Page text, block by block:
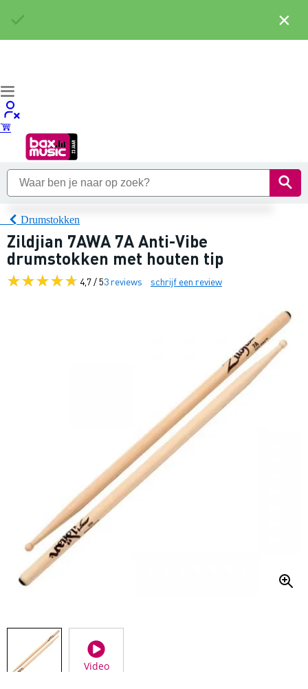
Drumstokken
Zildjian 7AWA 7A Anti-Vibe
drumstokken met houten tip
4,7 / 53 reviews schrijf een review
Video
×